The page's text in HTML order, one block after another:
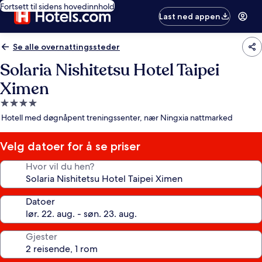
Fortsett til sidens hovedinnhold
Last ned appen
Se alle overnattingssteder
Solaria Nishitetsu Hotel Taipei
Ximen
Overnattingssted
med
stjerner
Hotell med døgnåpent treningssenter, nær Ningxia nattmarked
Velg datoer for å se priser
Hvor vil du hen?
Datoer
Gjester